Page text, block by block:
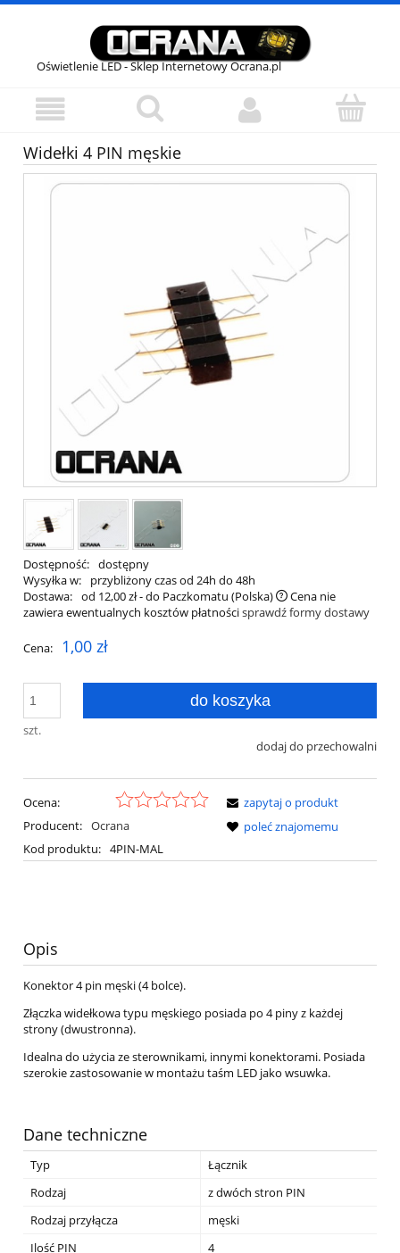
Oświetlenie LED - Sklep Internetowy Ocrana.pl
Widełki 4 PIN męskie
Dostępność: dostępny
Wysyłka w:
przybliżony czas od 24h do 48h
Dostawa: od 12,00 zł- do Paczkomatu (Polska)
Cena nie
zawiera ewentualnych kosztów płatnościsprawdź formy dostawy
Cena: 1,00 zł
szt.
do koszyka
dodaj do przechowalni
Ocena:
Producent: Ocrana
Kod produktu: 4PIN-MAL
zapytaj o produkt
poleć znajomemu
Opis
Konektor 4 pin męski (4 bolce).
Złączka widełkowa typu męskiego posiada po 4 piny z każdej
strony (dwustronna).
Idealna do użycia ze sterownikami, innymi konektorami. Posiada
szerokie zastosowanie w montażu taśm LED jako wsuwka.
Dane techniczne
Typ
Łącznik
Rodzaj
z dwóch stron PIN
Rodzaj przyłącza
męski
Ilość PIN
4